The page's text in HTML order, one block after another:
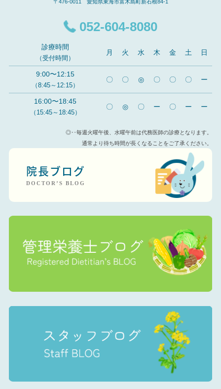
〒476-0011 愛知県東海市富木島町新石根84-1
052-604-8080
診療時間
（受付時間）
月 火 水 木 金 土 日
9:00〜12:15
（8:45～12:15）
〇 〇 ◎ 〇 〇 〇 ー
16:00〜18:45
（15:45～18:45）
〇 ◎ 〇 ー 〇 ー ー
◎‥毎週火曜午後、水曜午前は代務医師の診療となります。
通常より待ち時間が長くなることをご了承ください。
院長ブログ
DOCTOR’S BLOG